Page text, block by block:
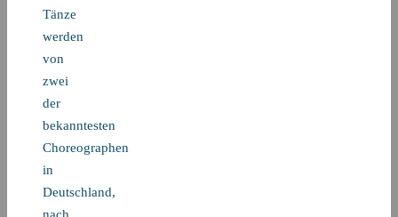
Tänze
werden
von
zwei
der
bekanntesten
Choreographen
in
Deutschland,